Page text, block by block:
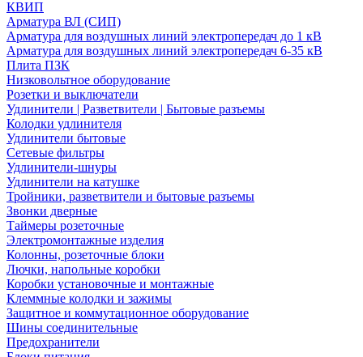
КВИП
Арматура ВЛ (СИП)
Арматура для воздушных линий электропередач до 1 кВ
Арматура для воздушных линий электропередач 6-35 кВ
Плита ПЗК
Низковольтное оборудование
Розетки и выключатели
Удлинители | Разветвители | Бытовые разъемы
Колодки удлинителя
Удлинители бытовые
Сетевые фильтры
Удлинители-шнуры
Удлинители на катушке
Тройники, разветвители и бытовые разъемы
Звонки дверные
Таймеры розеточные
Электромонтажные изделия
Колонны, розеточные блоки
Лючки, напольные коробки
Коробки установочные и монтажные
Клеммные колодки и зажимы
Защитное и коммутационное оборудование
Шины соединительные
Предохранители